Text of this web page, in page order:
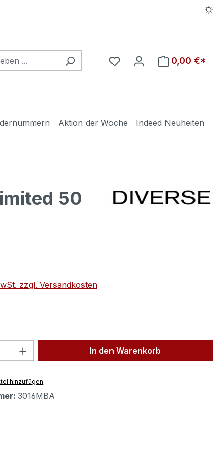
Du hast 0 Produkte auf
0,00 €*
Aktion der Woche
Indeed Neuheiten
50
zzgl. Versandkosten
Gib den gewünschten Wert
In den Warenkorb
hinzufügen
3016MBA